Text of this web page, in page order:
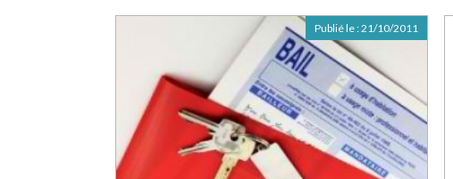
Publié le :21/10/2011